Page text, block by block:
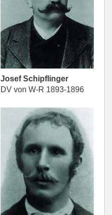
Josef Schipflinger
DV von W-R 1893-1896